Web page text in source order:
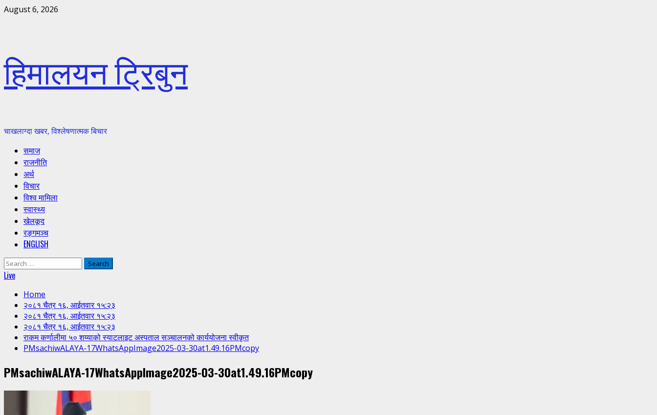
Skip
August 6, 2026
हिमालयन ट्रिबुन
चाखलाग्दा खबर, विश्लेषणात्मक बिचार
Primary
Menu
समाज
राजनीति
अर्थ
विचार
विश्व मामिला
स्वास्थ्य
खेलकूद
रङ्गमञ्च
ENGLISH
Search
for:
Live
Home
२०८१ चैत्र १६, आईतवार १५:२३
२०८१ चैत्र १६, आईतवार १५:२३
२०८१ चैत्र १६, आईतवार १५:२३
राकम कर्णालीमा ५० शय्याको स्याटलाइट अस्पताल सञ्चालनको कार्ययोजना स्वीकृत
PMsachiwALAYA-17WhatsAppImage2025-03-30at1.49.16PMcopy
PMsachiwALAYA-17WhatsAppImage2025-03-30at1.49.16PMcopy